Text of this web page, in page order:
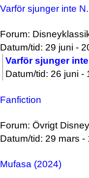
Varför sjunger inte
Forum:
Datum/tid: 29 juni -
Varför sjunger
Datum/tid: 26 juni -
Fanfiction
Forum: Övrigt Disney
Datum/tid: 29 mars -
Mufasa (2024)